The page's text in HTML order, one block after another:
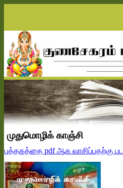
முதுமொழிக் காஞ்சி
புத்தகத்தை pdfஆக வாசிப்பதற்கு